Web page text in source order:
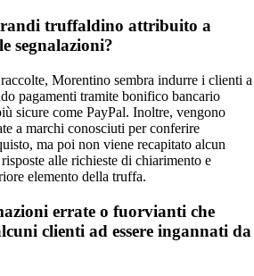
truffaldino attribuito a
segnalazioni?
Morentino sembra indurre i clienti a
pagamenti tramite bonifico bancario
sicure come PayPal. Inoltre, vengono
a marchi conosciuti per conferire
ma poi non viene recapitato alcun
alle richieste di chiarimento e
elemento della truffa.
errate o fuorvianti che
clienti ad essere ingannati da